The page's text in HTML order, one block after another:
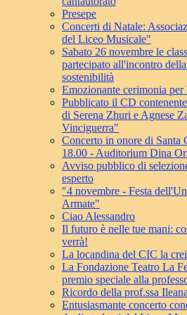
Presepe
Concerti di Natale:
del Liceo Musicale"
Sabato 26 novembre le
partecipato all'incontro
sostenibilità
Emozionante cerimonia
Pubblicato il CD
di Serena Zhuri e Agnese
Vinciguerra"
Concerto in onore di Santa
18.00 - Auditorium Dina
Avviso pubblico di
esperto
"4 novembre - Festa
Armate"
Ciao Alessandro
Il futuro è nelle tue mani:
verrà!
La locandina del CIC la
La Fondazione Teatro La
premio speciale alla
Ricordo della prof.ssa
Entusiasmante concerto